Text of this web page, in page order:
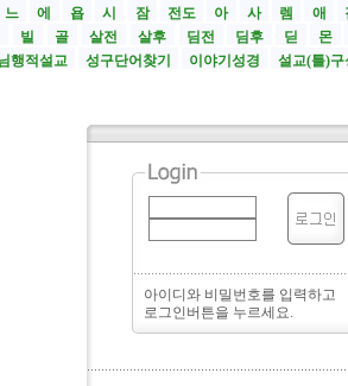
느 에 욥 시 잠 전도 아 사 렘 애
빌 골 살전 살후 딤전 딤후 딛 몬
행적설교 성구단어찾기 이야기성경 설교(틀)구
아이디와 비밀번호를 입력하고
로그인버튼을 누르세요.